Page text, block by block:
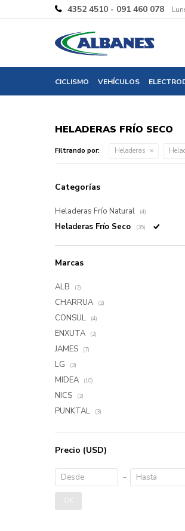
CICLISMO VEHÍCULOS
4352 4510 - 091 460 078
HELADERAS FRÍO SECO
Filtrando por: Heladeras
Categorías
Heladeras Frío Natural (4)
Heladeras Frío Seco (35)
Marcas
ALB (2)
CHARRUA (2)
CONSUL (4)
ENXUTA (2)
JAMES (7)
LG (3)
MIDEA (10)
NICS (2)
PUNKTAL (3)
Precio (USD)
OK